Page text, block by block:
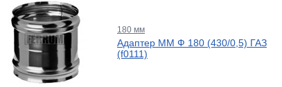
180 мм
Адаптер ММ Ф 180 (430/0,5) ГАЗ
(f0111)